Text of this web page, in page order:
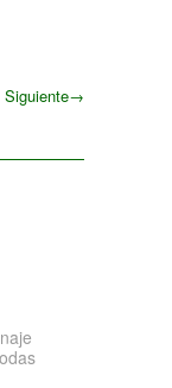
Siguiente→